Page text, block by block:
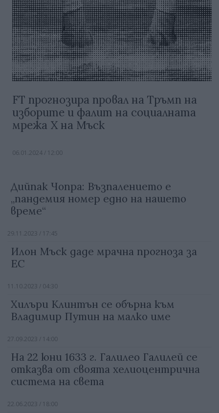
FT прогнозира провал на Тръмп на
изборите и фалит на социалната
мрежа X на Mъск
06.01.2024 / 12:00
Дийпак Чопра: Възпалението е
„пандемия номер едно на нашето
време“
29.11.2023 / 17:45
Илон Мъск даде мрачна прогноза за
ЕС
11.10.2023 / 04:30
Хилъри Клинтън се обърна към
Владимир Путин на малко име
27.09.2023 / 14:00
На 22 юни 1633 г. Галилео Галилей се
отказва от своята хелиоцентрична
система на света
22.06.2023 / 18:00